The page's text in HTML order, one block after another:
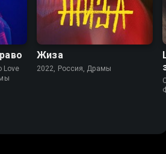
Love
7.6 6.1
Жиза
2022, Россия, Драмы